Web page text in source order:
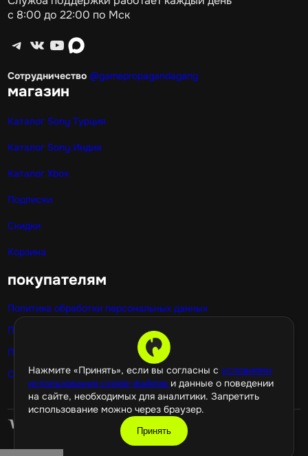
Нажмите «Принять», если вы согласны с условиями
использования cookie-файлов и данные о поведении
на сайте, необходимых для аналитики. Запретить
использование можно через браузер.
Принять
с 8:00 до 22:00 по Мск
Telegram ВКонтакте YouTube max
Сотрудничество @gamepropagandagang
магазин
Каталог Sony Турция
Каталог Sony Индия
Каталог Xbox
Подписки
Скидки
Корзина
покупателям
Политика обработки персональных данных
Публичная оферта
Политика использования cookie
Оптовые покупки